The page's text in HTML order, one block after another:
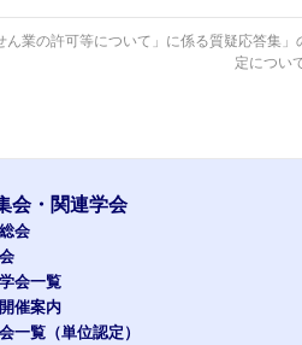
ん業の許可等について」に係る質疑応答集」
定につい
会・関連学会
会
会一覧
催案内
一覧（単位認定）